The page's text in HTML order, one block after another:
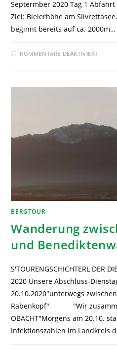
Septermber 2020 Tag 1
Ziel: Bielerhöhe am
beginnt bereits auf ca. 2000m…
KOMMENTARE DEAKTIVIERT
BERGTOUR
Wanderung
und
S'TOURENGSCHICHTERL DER
2020 Unsere Abschluss-
20.10.2020"unterwegs
Rabenkopf" "Wir
OBACHT"Morgens am 20.10.
Infektionszahlen im Landkreis